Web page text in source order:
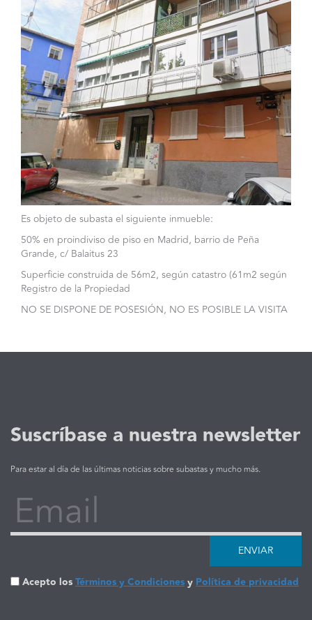
Es objeto de subasta el siguiente inmueble:
50% en proindiviso de piso en Madrid, barrio de Peña
Grande, c/ Balaitus 23
Superficie construida de 56m2, según catastro (61m2 según
Registro de la Propiedad
NO SE DISPONE DE POSESIÓN, NO ES POSIBLE LA VISITA
Suscríbase a nuestra newsletter
Para estar al día de las últimas noticias sobre subastas y mucho más.
Email
ENVIAR
Acepto losTérminos y CondicionesyPolítica de privacidad